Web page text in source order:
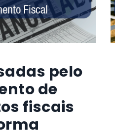
pelo
de
fiscais